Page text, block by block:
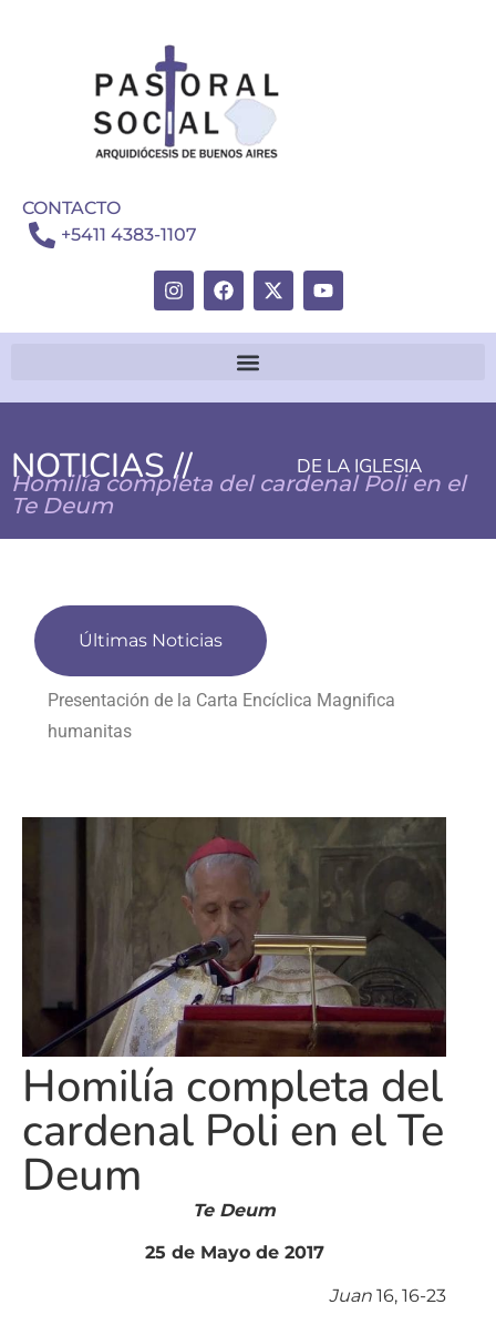
CONTACTO
+5411 4383-1107
NOTICIAS // DE LA IGLESIA
Homilía completa del cardenal Poli en el
Te Deum
Últimas Noticias
Presentación de la Carta Encíclica Magnifica
humanitas
Homilía completa del
cardenal Poli en el Te
Deum
Te Deum
25 de Mayo de 2017
Juan 16, 16-23